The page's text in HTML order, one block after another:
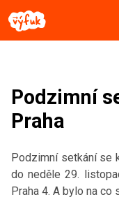
Podzimní
Praha
Podzimní setkání se
do neděle 29.
Praha 4. A bylo na co